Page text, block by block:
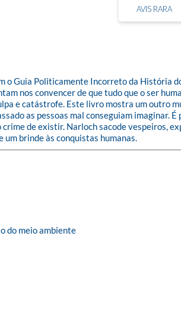
AVIS RARA
Guia Politicamente Incorreto da História
nos convencer de que tudo que o ser
e catástrofe. Este livro mostra um outro
as pessoas mal conseguiam
de existir. Narloch sacode vespeiros,
brinde às conquistas humanas.
do meio ambiente